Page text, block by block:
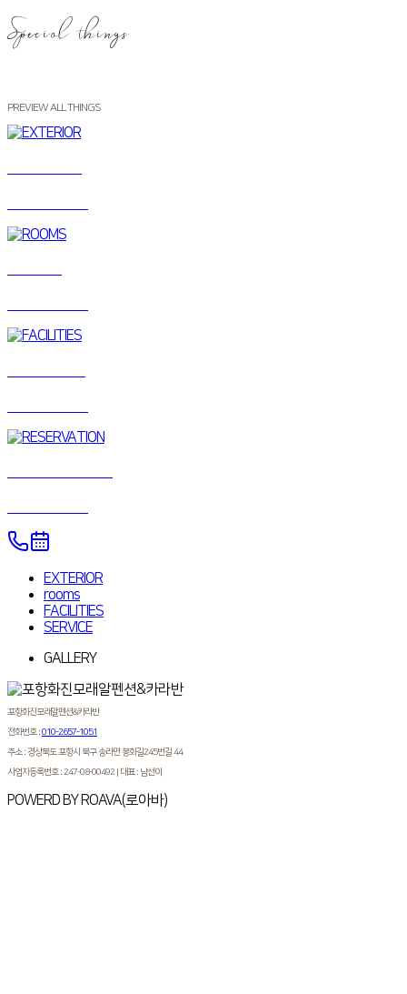
Special things
PREVIEW ALL THINGS
EXTERIOR
rooms
FACILITIES
SERVICE
GALLERY
포항화진모래알펜션&카라반
전화번호 :010-2657-1051
주소 :경상북도 포항시 북구 송라면 봉화길245번길 44
사업자등록번호 : 247-08-00492 | 대표 : 남선이
POWERD BY ROAVA(로아바)